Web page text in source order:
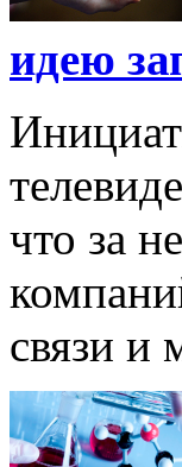
идею
что за
связи и